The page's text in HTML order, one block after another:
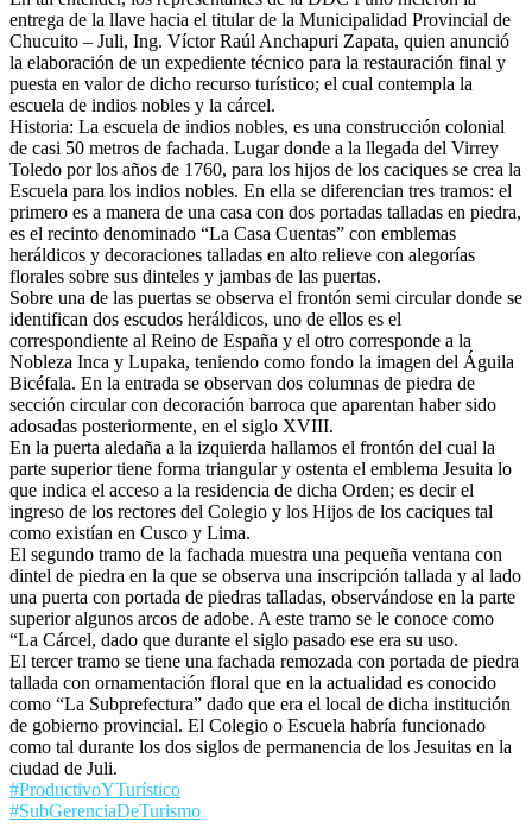
entrega de la llave hacia el titular de la Municipalidad Provincial de
Chucuito – Juli, Ing. Víctor Raúl Anchapuri Zapata, quien anunció
la elaboración de un expediente técnico para la restauración final y
puesta en valor de dicho recurso turístico; el cual contempla la
escuela de indios nobles y la cárcel.
Historia: La escuela de indios nobles, es una construcción colonial
de casi 50 metros de fachada. Lugar donde a la llegada del Virrey
Toledo por los años de 1760, para los hijos de los caciques se crea la
Escuela para los indios nobles. En ella se diferencian tres tramos: el
primero es a manera de una casa con dos portadas talladas en piedra,
es el recinto denominado “La Casa Cuentas” con emblemas
heráldicos y decoraciones talladas en alto relieve con alegorías
florales sobre sus dinteles y jambas de las puertas.
Sobre una de las puertas se observa el frontón semi circular donde se
identifican dos escudos heráldicos, uno de ellos es el
correspondiente al Reino de España y el otro corresponde a la
Nobleza Inca y Lupaka, teniendo como fondo la imagen del Águila
Bicéfala. En la entrada se observan dos columnas de piedra de
sección circular con decoración barroca que aparentan haber sido
adosadas posteriormente, en el siglo XVIII.
En la puerta aledaña a la izquierda hallamos el frontón del cual la
parte superior tiene forma triangular y ostenta el emblema Jesuita lo
que indica el acceso a la residencia de dicha Orden; es decir el
ingreso de los rectores del Colegio y los Hijos de los caciques tal
como existían en Cusco y Lima.
El segundo tramo de la fachada muestra una pequeña ventana con
dintel de piedra en la que se observa una inscripción tallada y al lado
una puerta con portada de piedras talladas, observándose en la parte
superior algunos arcos de adobe. A este tramo se le conoce como
“La Cárcel, dado que durante el siglo pasado ese era su uso.
El tercer tramo se tiene una fachada remozada con portada de piedra
tallada con ornamentación floral que en la actualidad es conocido
como “La Subprefectura” dado que era el local de dicha institución
de gobierno provincial. El Colegio o Escuela habría funcionado
como tal durante los dos siglos de permanencia de los Jesuitas en la
ciudad de Juli.
#ProductivoYTurístico
#SubGerenciaDeTurismo